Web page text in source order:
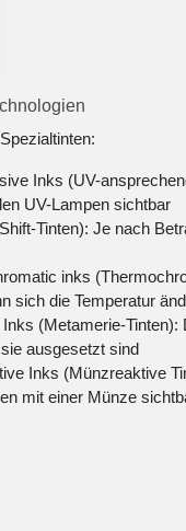
Inks (UV-
UV-Lampen sichtbar
Tinten): Je nach
inks
sich die Temperatur
(Metamerie-Tinten):
ausgesetzt sind
Inks (Münzreaktive
mit einer Münze